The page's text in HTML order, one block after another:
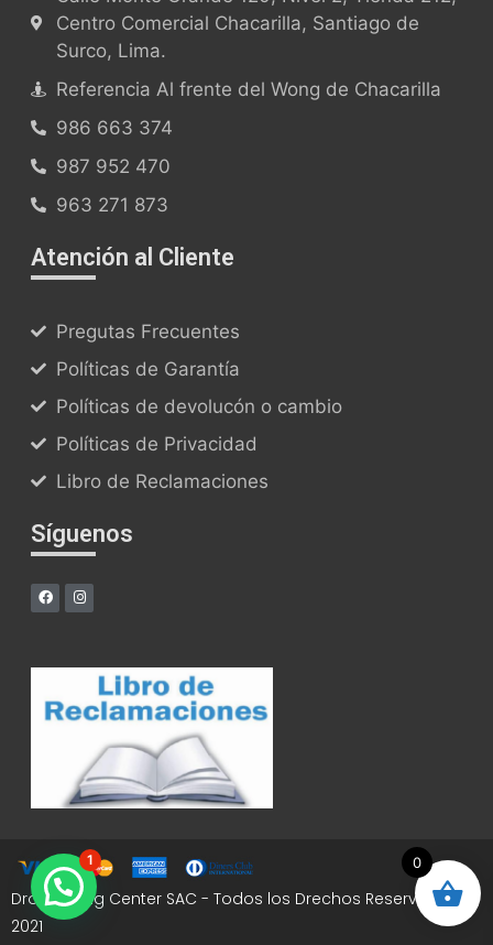
Centro Comercial Chacarilla, Santiago de
Surco, Lima.
Referencia Al frente del Wong de Chacarilla
986 663 374
987 952 470
963 271 873
Atención al Cliente
Pregutas Frecuentes
Políticas de Garantía
Políticas de devolucón o cambio
Políticas de Privacidad
Libro de Reclamaciones
Síguenos
Drone Fixing Center SAC - Todos los Drechos Reservados -
2021
0
1